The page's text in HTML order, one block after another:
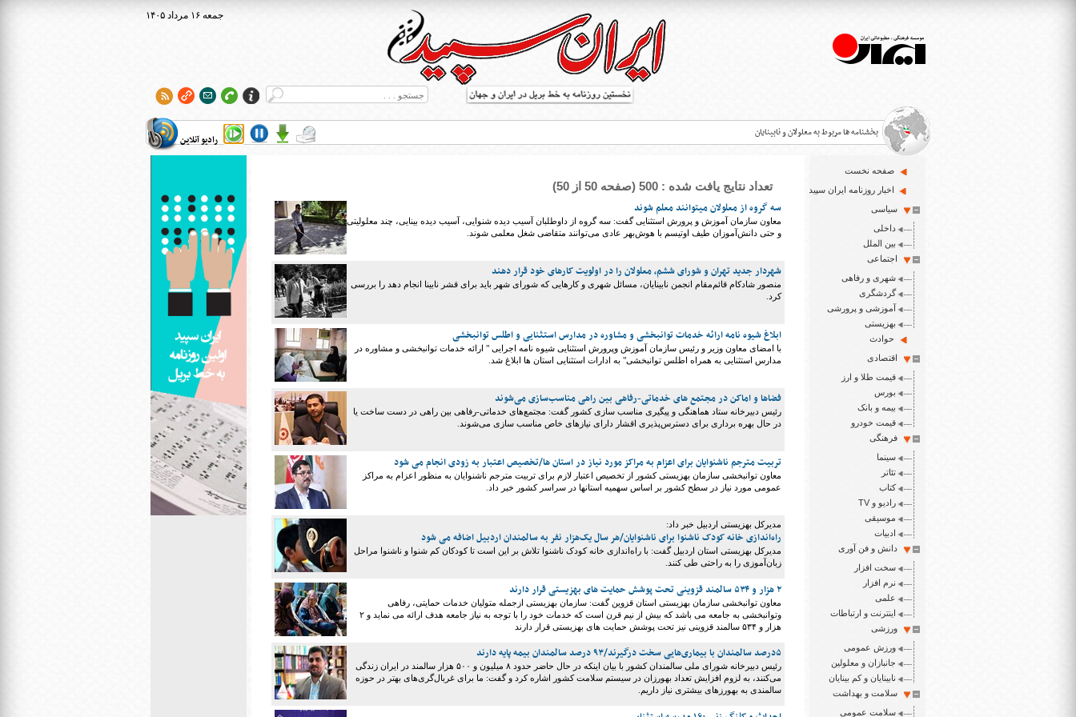
۱۴۰۵ جمعه ۱۶ مرداد
رادیو آنلاین
بخشنامه ها مربوط به معلولان و نابینایان
>
قانون حمایت از حقوق معلولان
اخبار حوزه معلولان و نابینایان
>
ایران سپید سایت خبری نابینایان و تنها روزنامه به خط بریل در جهان
>
صفحه نخست
اخبار روزنامه ایران سپید
سیاسی
داخلی
بین الملل
اجتماعی
شهری و رفاهی
گردشگری
آموزشی و پرورشی
بهزیستی
حوادث
اقتصادی
قیمت طلا و ارز
بورس
بیمه و بانک
قیمت خودرو
فرهنگی
سینما
تئاتر
کتاب
رادیو و TV
موسیقی
ادبیات
دانش و فن آوری
سخت افزار
نرم افزار
علمی
اینترنت و ارتباطات
ورزشی
ورزش عمومی
جانبازان و معلولین
نابینایان و کم بینایان
سلامت و بهداشت
سلامت عمومی
تعداد نتایج یافت شده : 500 (صفحه 50 از 50)
سه گروه از معلولان میتوانند معلم شوند
معاون سازمان آموزش و پرورش استثنایی گفت: سه گروه از داوطلبان آسیب دیده شنوایی، آسیب دیده بینایی، چند معلولیتی
و حتی دانش‌آموزان طیف اوتیسم با هوش‌بهر عادی می‌توانند متقاضی شغل معلمی شوند.
شهردار جدید تهران و شورای ششم، معلولان را در اولویت کار‌های خود قرار دهند
منصور شادکام قائم‌مقام انجمن نابینایان، مسائل شهری و کار‌هایی که شورای شهر باید برای قشر نابینا انجام دهد را بررسی
کرد.
ابلاغ شیوه نامه ارائه خدمات توانبخشی و مشاوره در مدارس استثنایی و اطلس توانبخشی
با امضای معاون وزیر و رئیس سازمان آموزش وپرورش استثنایی شیوه نامه اجرایی " ارائه خدمات توانبخشی و مشاوره در
مدارس استثنایی به همراه اطلس توانبخشی" به ادارات استثنایی استان ها ابلاغ شد.
فضاها و اماکن در مجتمع های خدماتی-رفاهی بین راهی مناسب‌سازی می‌شوند
رئیس دبیرخانه ستاد هماهنگی و پیگیری مناسب سازی کشور گفت: مجتمع‌های خدماتی-رفاهی بین راهی در دست ساخت یا
در حال بهره برداری برای دسترس‌پذیری اقشار دارای نیازهای خاص مناسب سازی می‌شوند.
تربیت مترجم ناشنوایان برای اعزام به مراکز مورد نیاز در استان ها/تخصیص اعتبار به زودی انجام می شود
معاون توانبخشی سازمان بهزیستی کشور از تخصیص اعتبار لازم برای تربیت مترجم ناشنوایان به منظور اعزام به مراکز
عمومی مورد نیاز در سطح کشور بر اساس سهمیه استانها در سراسر کشور خبر داد.
مدیرکل بهزیستی اردبیل خبر داد:
راه‌اندازی خانه کودک ناشنوا برای ناشنوایان/هر سال یک‌هزار نفر به سالمندان اردبیل اضافه می شود
مدیرکل بهزیستی استان اردبیل گفت: با راه‌اندازی خانه کودک ناشنوا تلاش بر این است تا کودکان کم شنوا و ناشنوا مراحل
زبان‌آموزی را به راحتی طی کنند.
۲ هزار و ۵۳۴ سالمند قزوینی تحت پوشش حمایت های بهزیستی قرار دارند
معاون توانبخشی سازمان بهزیستی استان قزوین گفت: سازمان بهزیستی ازجمله متولیان خدمات حمایتی، رفاهی
وتوانبخشی به جامعه می باشد که بیش از نیم قرن است که خدمات خود را با توجه به نیاز جامعه هدف ارائه می نماید و ۲
هزار و ۵۳۴ سالمند قزوینی نیز تحت پوشش حمایت های بهزیستی قرار دارند
۵درصد سالمندان با بیماری‌هایی سخت درگیرند/۹۳ درصد سالمندان بیمه پایه دارند
رئیس دبیرخانه شورای ملی سالمندان کشور با بیان اینکه در حال حاضر حدود ۸ میلیون و ۵۰۰ هزار سالمند در ایران زندگی
می‌کنند، به لزوم افزایش تعداد بهورزان در سیستم سلامت کشور اشاره کرد و گفت: ما برای غربال‌گری‌های بهتر در حوزه
سالمندی به بهورزهای بیشتری نیاز داریم.